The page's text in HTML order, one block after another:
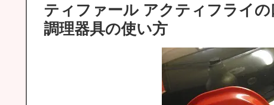
ティファール アクティフライ
調理器具の使い方